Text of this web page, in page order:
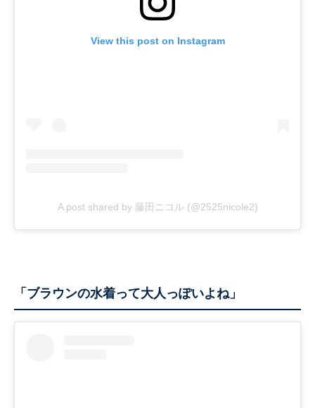
View this post on Instagram
A post shared by 藤田ニコル (@2525nicole2)
「ブラウンの水着って大人っぽいよね」